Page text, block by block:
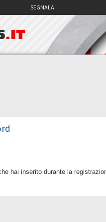
SEGNALA
.IT
hai inserito durante la